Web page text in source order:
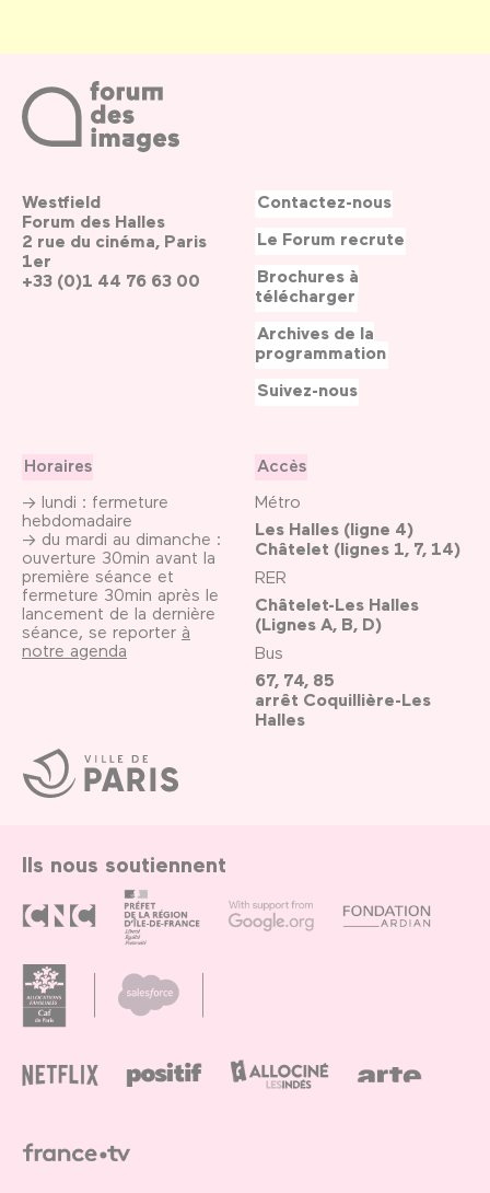
Ville
de
Paris
Westfield
Forum des Halles
2 rue du cinéma, Paris
1er
+33 (0)1 44 76 63 00
Horaires
→ lundi : fermeture
hebdomadaire
→ du mardi au dimanche :
ouverture 30min avant la
première séance et
fermeture 30min après le
lancement de la dernière
séance, se reporter à
notre agenda
Accès
Métro
Les Halles (ligne 4)
Châtelet (lignes 1, 7, 14)
RER
Châtelet-Les Halles
(Lignes A, B, D)
Bus
67, 74, 85
arrêt Coquillière-Les
Halles
Contactez-nous
Le Forum recrute
Brochures à
télécharger
Archives de la
programmation
Suivez-nous
Ils nous soutiennent